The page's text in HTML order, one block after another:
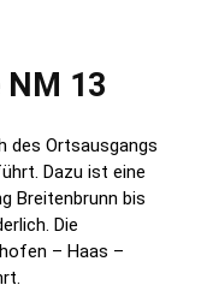
NM 13
des Ortsausgangs
Dazu ist eine
Breitenbrunn bis
Die
– Haas –